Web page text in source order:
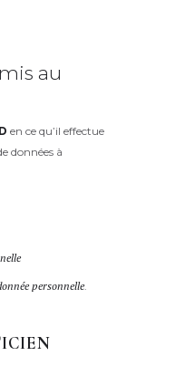
au
en ce qu’il effectue
données à
personnelle